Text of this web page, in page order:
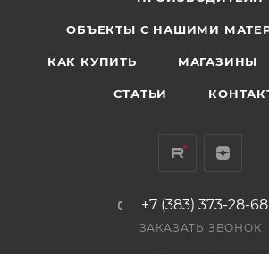
ОБЪЕКТЫ С НАШИМИ
КАК КУПИТЬ МАГАЗИНЫ
СТАТЬИ
+7 (383) 373-28-68
ЗАКАЗАТЬ ЗВОНОК